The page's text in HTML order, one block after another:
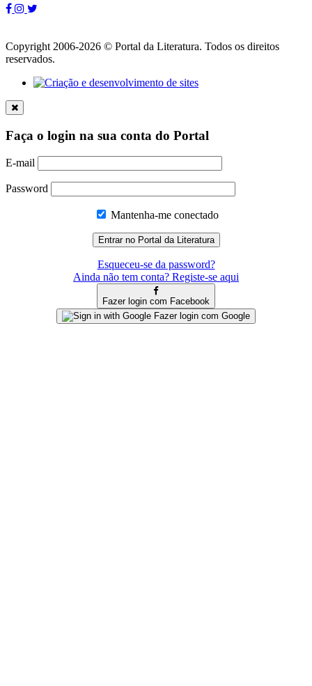
Copyright 2006-2026 © Portal da Literatura. Todos os direitos
reservados.
Faça o login na sua conta do Portal
E-mail
Password
Mantenha-me conectado
Esqueceu-se da password?
Ainda não tem conta? Registe-se aqui
Fazer login com Facebook
Fazer login com Google